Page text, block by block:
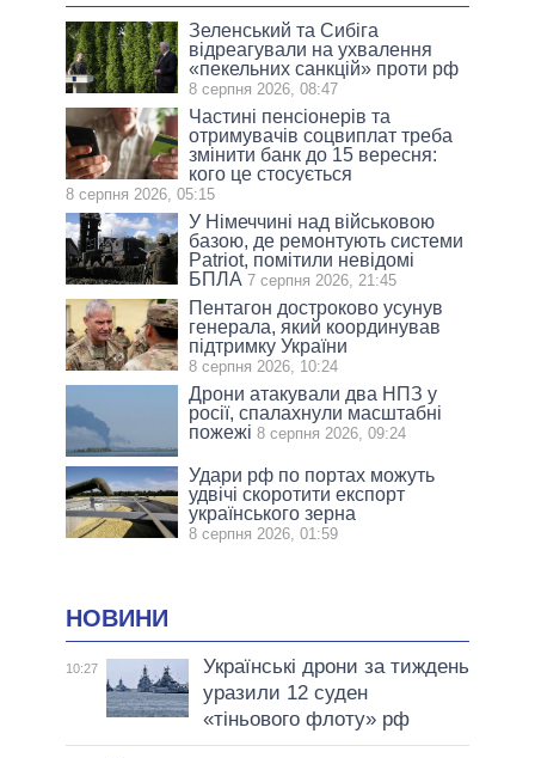
Зеленський та Сибіга
відреагували на ухвалення
«пекельних санкцій» проти рф
8 серпня 2026, 08:47
Частині пенсіонерів та
отримувачів соцвиплат треба
змінити банк до 15 вересня:
кого це стосується
8 серпня 2026, 05:15
У Німеччині над військовою
базою, де ремонтують системи
Patriot, помітили невідомі
БПЛА 7 серпня 2026, 21:45
Пентагон достроково усунув
генерала, який координував
підтримку України
8 серпня 2026, 10:24
Дрони атакували два НПЗ у
росії, спалахнули масштабні
пожежі 8 серпня 2026, 09:24
Удари рф по портах можуть
удвічі скоротити експорт
українського зерна
8 серпня 2026, 01:59
НОВИНИ
10:27
Українські дрони за тиждень
уразили 12 суден
«тіньового флоту» рф